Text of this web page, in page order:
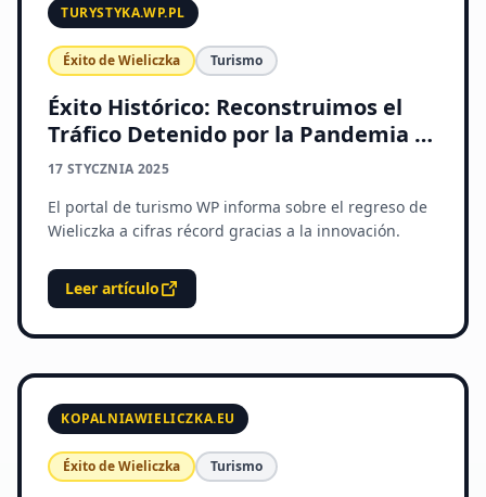
TURYSTYKA.WP.PL
Éxito de Wieliczka Turismo
Éxito Histórico: Reconstruimos el
Tráfico Detenido por la Pandemia y
la Guerra
17 STYCZNIA 2025
El portal de turismo WP informa sobre el regreso de
Wieliczka a cifras récord gracias a la innovación.
Leer artículo
KOPALNIAWIELICZKA.EU
Éxito de Wieliczka Turismo